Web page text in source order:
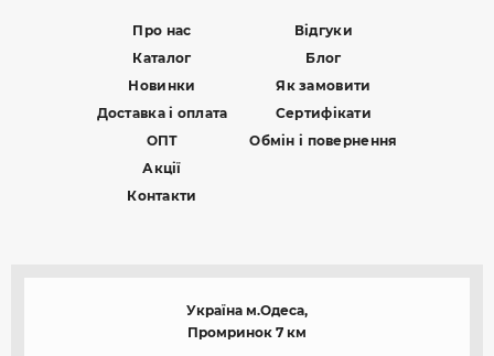
Про нас
Каталог
Новинки
Доставка і оплата
ОПТ
Акції
Контакти
Відгуки
Блог
Як замовити
Сертифікати
Обмін і повернення
Україна м.Одеса,
Промринок 7 км